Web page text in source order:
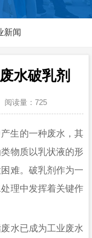
新闻
水破乳剂
阅读量： 725
生的一种废水，其
物质以乳状液的形
难。破乳剂作为一
理中发挥着关键作
水已成为工业废水